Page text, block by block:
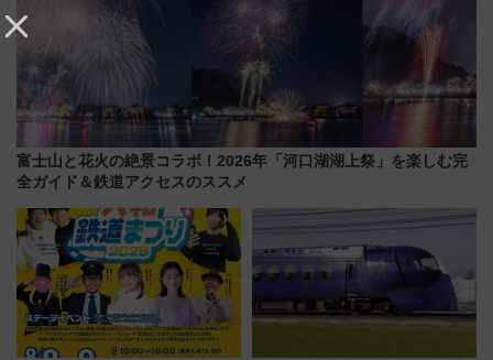
富士山と花火の絶景コラボ！2026年「河口湖湖上祭」を楽しむ完
全ガイド＆鉄道アクセスのススメ